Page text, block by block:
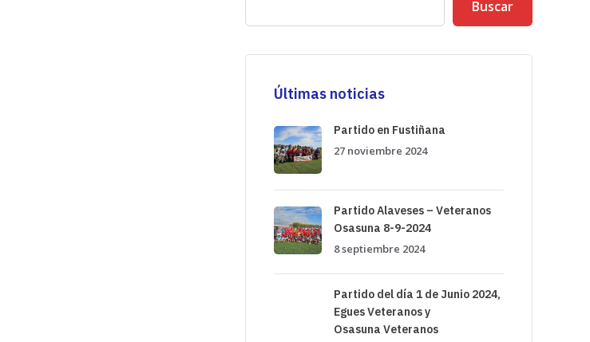
Buscar
Últimas noticias
Partido en Fustiñana
27 noviembre 2024
Partido Alaveses – Veteranos
Osasuna 8-9-2024
8 septiembre 2024
Partido del día 1 de Junio 2024,
Egues Veteranos y
Osasuna Veteranos